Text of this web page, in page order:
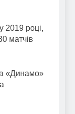
2019 році,
матчів
«Динамо»